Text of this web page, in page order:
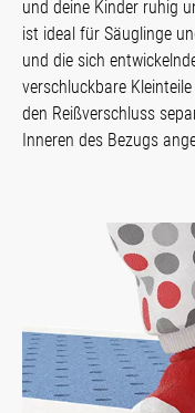
und deine Kinder ruhig
ist ideal für Säuglinge
und die sich
verschluckbare
den Reißverschluss
Inneren des Bezugs